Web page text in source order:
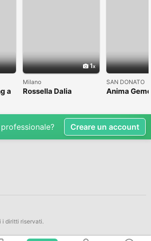
a
1
Milano
Rossella Dalia
SAN DONATO
Anima
Creare un account
diritti riservati.